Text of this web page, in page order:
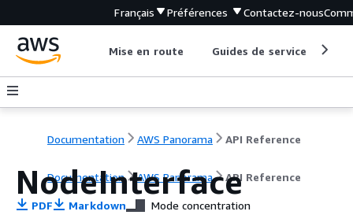
Français Préférences Contactez-nous
Mise en route Guides de service
Documentation AWS Panorama API Reference
Documentation AWS Panorama API Reference
NodeInterface
PDF Markdown Mode concentration